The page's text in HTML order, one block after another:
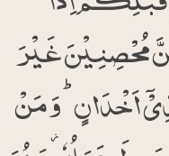
مُحۡصِنِیۡنَ غَیۡرَ
اَخۡدَانٍ ؕ وَ مَنۡ